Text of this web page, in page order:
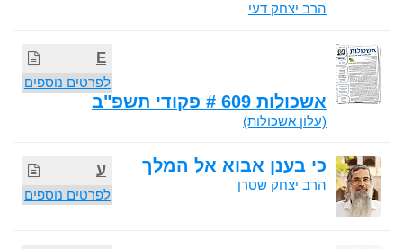
הרב יצחק דעי
E
לפרטים נוספים
אשכולות 609 # פקודי תשפ"ב
(עלון אשכולות)
ע
לפרטים נוספים
כי בענן אבוא אל המלך
הרב יצחק שטרן